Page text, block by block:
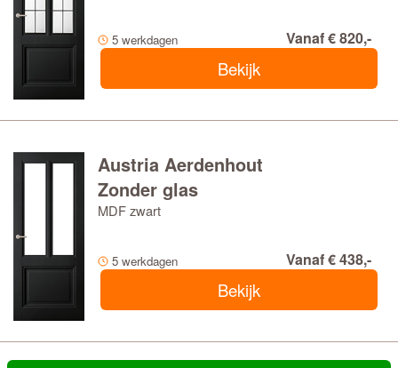
5 werkdagen Vanaf € 820,-
Bekijk
Austria Aerdenhout
Zonder glas
MDF zwart
5 werkdagen Vanaf € 438,-
Bekijk